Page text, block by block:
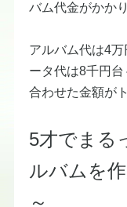
バム代金がかか
アルバム代は4
ータ代は8千円
合わせた金額が
5才でまる
ルバムを
～